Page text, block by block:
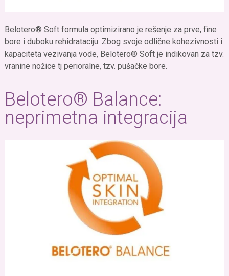
Belotero® Soft formula optimizirano je rešenje za prve, fine
bore i duboku rehidrataciju. Zbog svoje odlične kohezivnosti i
kapaciteta vezivanja vode, Belotero® Soft je indikovan za tzv.
vranine nožice tj perioralne, tzv. pušačke bore.
Belotero® Balance:
neprimetna integracija